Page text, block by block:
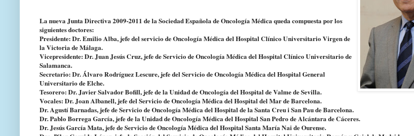
La nueva Junta Directiva 2009-2011 de la Sociedad Española de Oncología Médica queda compuesta por los
siguientes doctores:
Presidente: Dr. Emilio Alba, jefe del servicio de Oncología Médica del Hospital Clínico Universitario Virgen de
la Victoria de Málaga.
Vicepresidente: Dr. Juan Jesús Cruz, jefe de Servicio de Oncología Médica del Hospital Clínico Universitario de
Salamanca.
Secretario: Dr. Álvaro Rodríguez Lescure, jefe del Servicio de Oncología Médica del Hospital General
Universitario de Elche.
Tesorero: Dr. Javier Salvador Bofill, jefe de la Unidad de Oncología del Hospital de Valme de Sevilla.
Vocales: Dr. Joan Albanell, jefe del Servicio de Oncología Médica del Hospital del Mar de Barcelona.
Dr. Agustí Barnadas, jefe de Servicio de Oncología Médica del Hospital de la Santa Creu i San Pau de Barcelona.
Dr. Pablo Borrega García, jefe de la Unidad de Oncología Médica del Hospital San Pedro de Alcántara de Cáceres.
Dr. Jesús García Mata, jefe de Servicio de Oncología Médica del Hospital Santa María Nai de Ourense.